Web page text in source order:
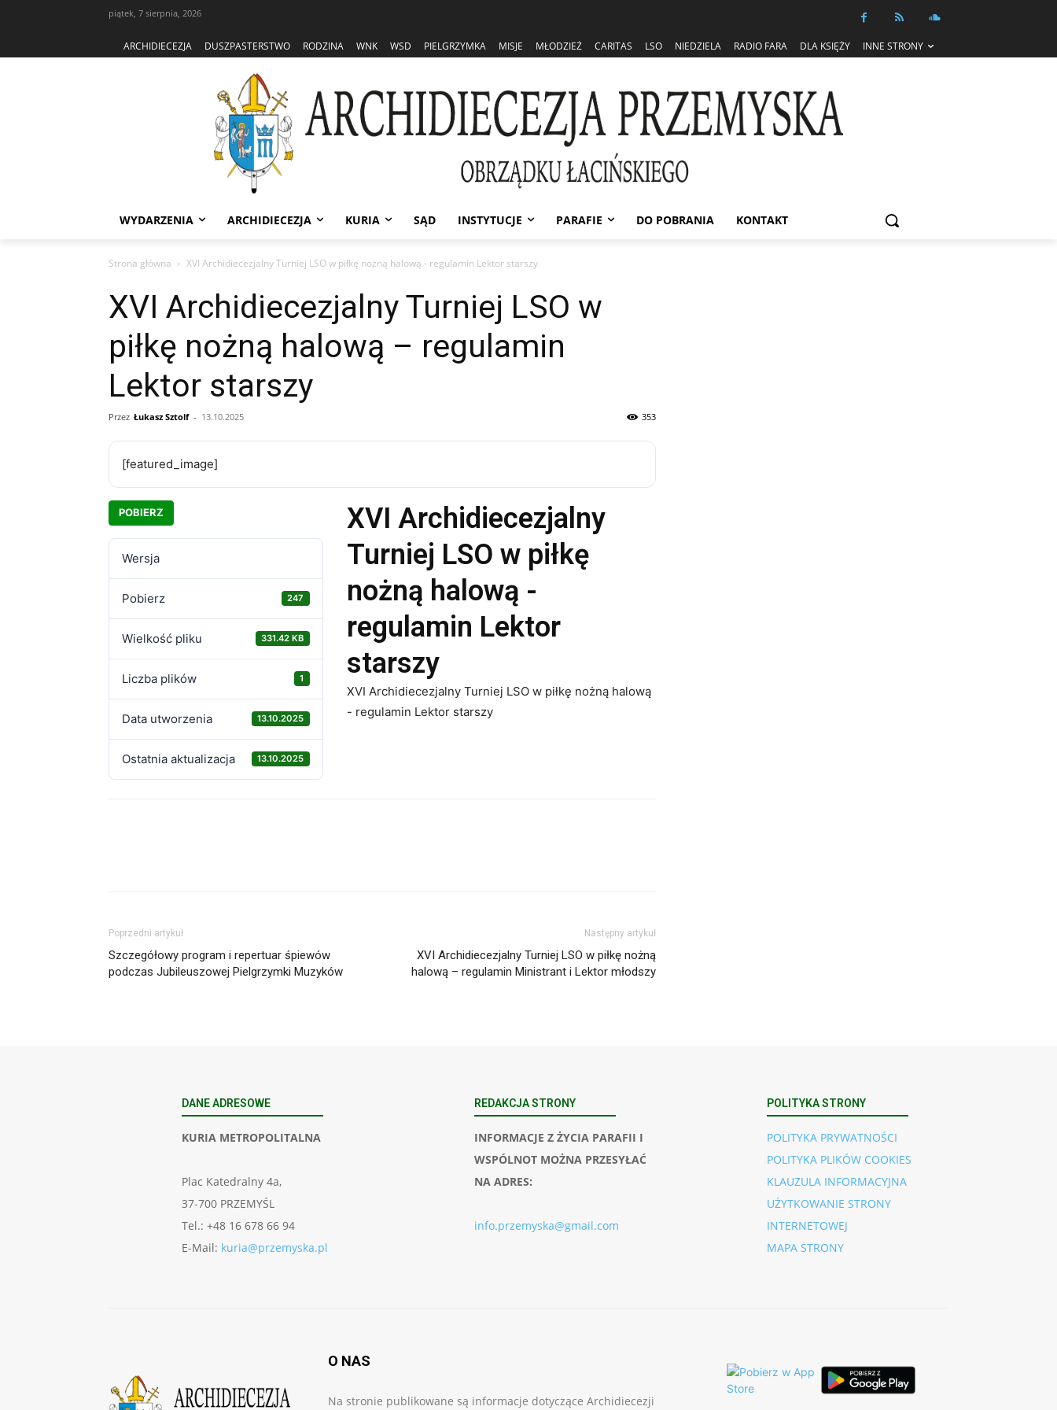
piątek, 7 sierpnia, 2026
ARCHIDIECEZJA DUSZPASTERSTWO RODZINA WNK WSD PIELGRZYMKA MISJE MŁODZIEŻ CARITAS LSO NIEDZIELA RADIO FARA DLA KSIĘŻY INNE STRONY
WYDARZENIA ARCHIDIECEZJA KURIA SĄD INSTYTUCJE PARAFIE DO POBRANIA KONTAKT
Strona główna XVI Archidiecezjalny Turniej LSO w piłkę nożną halową - regulamin Lektor starszy
XVI Archidiecezjalny Turniej LSO w
piłkę nożną halową – regulamin
Lektor starszy
Przez Łukasz Sztolf - 13.10.2025 353
[featured_image]
POBIERZ
Wersja
Pobierz 247
Wielkość pliku 331.42 KB
Liczba plików 1
Data utworzenia 13.10.2025
Ostatnia aktualizacja 13.10.2025
XVI Archidiecezjalny
Turniej LSO w piłkę
nożną halową -
regulamin Lektor
starszy
XVI Archidiecezjalny Turniej LSO w piłkę nożną halową
- regulamin Lektor starszy
Poprzedni artykuł
Szczegółowy program i repertuar śpiewów
podczas Jubileuszowej Pielgrzymki Muzyków
Następny artykuł
XVI Archidiecezjalny Turniej LSO w piłkę nożną
halową – regulamin Ministrant i Lektor młodszy
DANE ADRESOWE
KURIA METROPOLITALNA
Plac Katedralny 4a,
37-700 PRZEMYŚL
Tel.: +48 16 678 66 94
E-Mail: kuria@przemyska.pl
REDAKCJA STRONY
INFORMACJE Z ŻYCIA PARAFII I
WSPÓLNOT MOŻNA PRZESYŁAĆ
NA ADRES:
info.przemyska@gmail.com
POLITYKA STRONY
POLITYKA PRYWATNOŚCI
POLITYKA PLIKÓW COOKIES
KLAUZULA INFORMACYJNA
UŻYTKOWANIE STRONY
INTERNETOWEJ
MAPA STRONY
O NAS
Na stronie publikowane są informacje dotyczące Archidiecezji